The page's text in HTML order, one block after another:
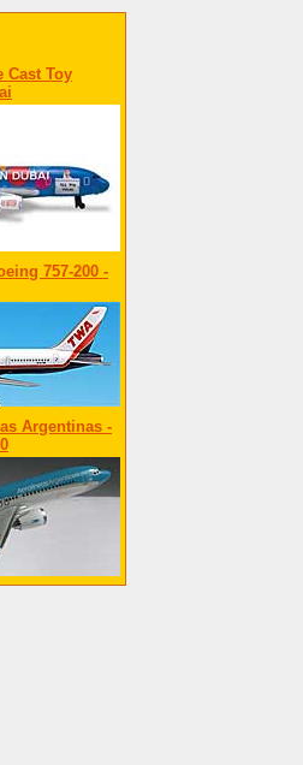
Cast Toy
757-200 -
Argentinas -